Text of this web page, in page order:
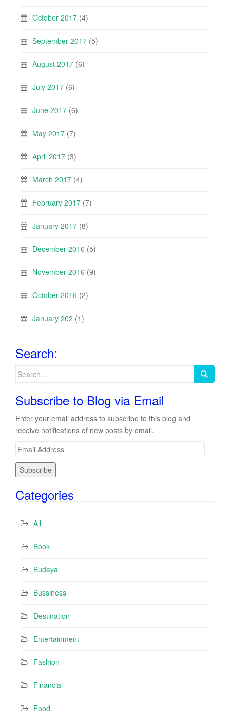
October 2017 (4)
September 2017 (5)
August 2017 (6)
July 2017 (6)
June 2017 (6)
May 2017 (7)
April 2017 (3)
March 2017 (4)
February 2017 (7)
January 2017 (8)
December 2016 (5)
November 2016 (9)
October 2016 (2)
January 202 (1)
Search:
Search
Subscribe to Blog via Email
Enter your email address to subscribe to this blog and
receive notifications of new posts by email.
E
lCategories
All
Book
Budaya
Bussiness
Destination
Entertainment
Fashion
Financial
Food